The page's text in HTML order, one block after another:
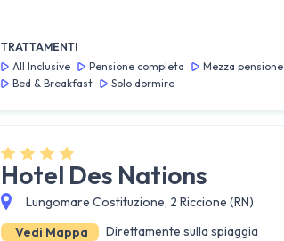
TRATTAMENTI
All Inclusive
Pensione completa
Mezza pensione
Bed & Breakfast
Solo dormire
Hotel Des Nations
Lungomare Costituzione, 2 Riccione (RN)
Vedi Mappa
Direttamente sulla spiaggia